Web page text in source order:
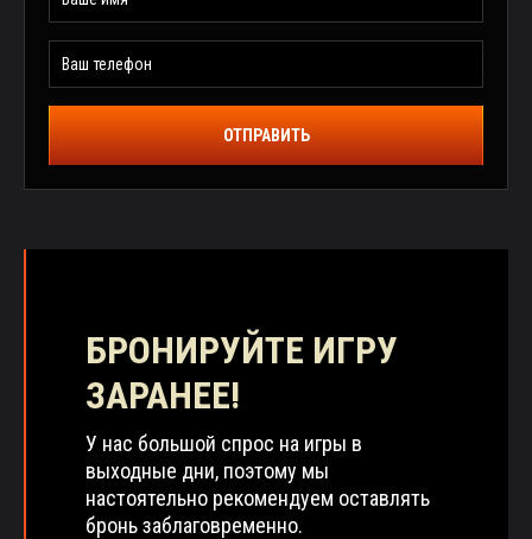
ОТПРАВИТЬ
БРОНИРУЙТЕ ИГРУ
ЗАРАНЕЕ!
У нас большой спрос на игры в
выходные дни, поэтому мы
настоятельно рекомендуем оставлять
бронь заблаговременно.